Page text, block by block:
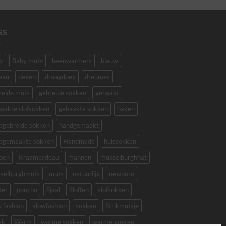
Baby muts beenwarmers
blauw
deken draagdoek
dreumes
muts
gebreide sokken
gehaakt
slofsokken
gehaakte sokken
haken
sokken
handgemaakt
sokken
Handmade
huissokken
Kraamcadeau mannen
musselburghhat
muts natuurlijk
newborn
poncho Sjaal Sloffen
slofsokken
fashion
slowfashion sokken
Strikmutsje
Warm warme sokken warme voeten